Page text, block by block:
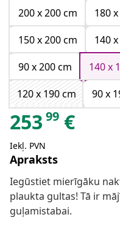
200 x 200 cm
180
150 x 200 cm
140
90 x 200 cm
140 x
120 x 190 cm
90 x
253 99 €
Iekļ. PVN
Apraksts
Iegūstiet mierīgāku
plaukta gultas! Tā ir
guļamistabai.